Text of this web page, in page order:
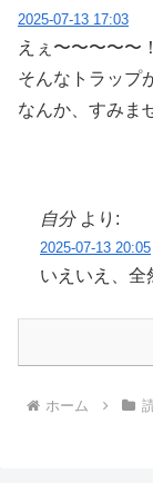
2025-07-13 17:03
えぇ〜〜〜〜〜
そんなトラップ
なんか、すみ
自分 より:
2025-07-13 20:05
いえいえ、全
ホーム